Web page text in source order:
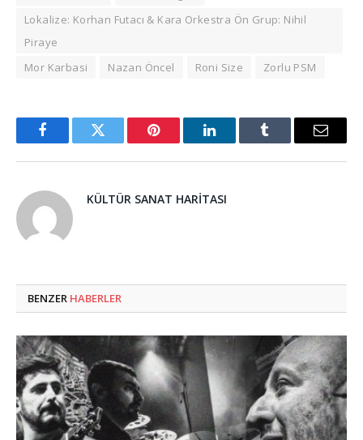
Lokalize: Korhan Futacı & Kara Orkestra Ön Grup: Nihil
Piraye
Mor Karbasi
Nazan Öncel Roni Size Zorlu PSM
FacebookTwitter Pinterest LinkedInTumblr Email
KÜLTÜR SANAT HARITASI
BENZER HABERLER